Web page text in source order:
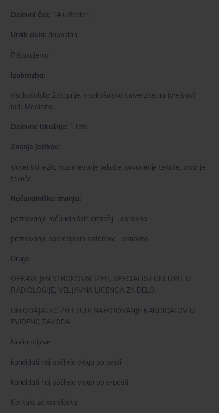
Delovni čas: 14 ur/teden
Urnik dela: dopoldan
Pričakujemo
Izobrazba:
visokošolska 2.stopnje, visokošolska univerzitetna (prejšnja)
ipd.; Medicina
Delovne izkušnje: 1 leto
Znanje jezikov:
slovenski jezik: razumevanje tekoče, govorjenje tekoče, pisanje
tekoče
Računalniška znanja:
poznavanje računalniških omrežij – osnovno
poznavanje operacijskih sistemov – osnovno
Drugo
OPRAVLJEN STROKOVNI IZPIT, SPECIALISTIČNI IZPIT IZ
RADIOLOGIJE, VELJAVNA LICENCA ZA DELO.
DELODAJALEC ŽELI TUDI NAPOTOVANJE KANDIDATOV IZ
EVIDENC ZAVODA
Način prijave
kandidati naj pošljejo vlogo po pošti
kandidati naj pošljejo vlogo po e-pošti
Kontakt za kandidata